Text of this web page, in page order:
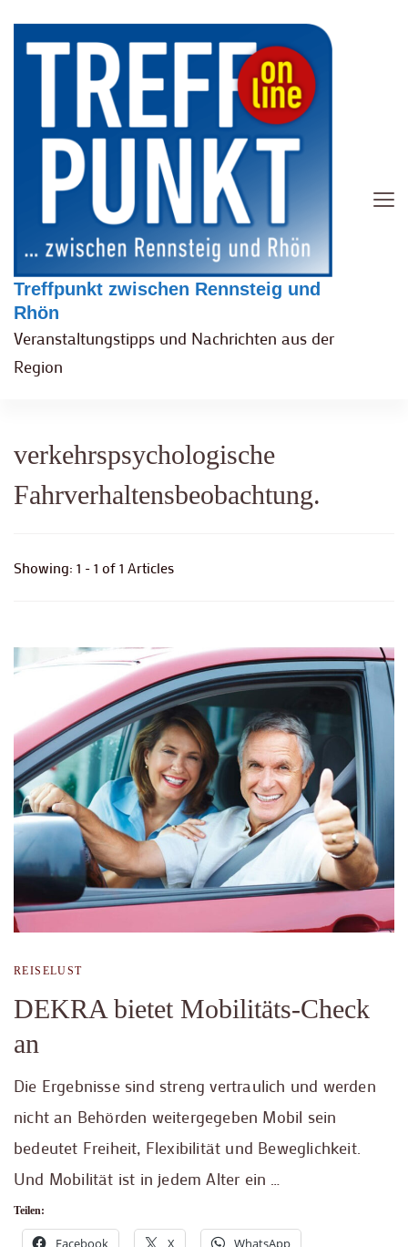
Treffpunkt zwischen Rennsteig und
Rhön
Veranstaltungstipps und Nachrichten aus der
Region
verkehrspsychologische
Fahrverhaltensbeobachtung.
Showing: 1 - 1 of 1 Articles
REISELUST
DEKRA bietet Mobilitäts-Check
an
Die Ergebnisse sind streng vertraulich und werden
nicht an Behörden weitergegeben Mobil sein
bedeutet Freiheit, Flexibilität und Beweglichkeit.
Und Mobilität ist in jedem Alter ein …
Teilen: